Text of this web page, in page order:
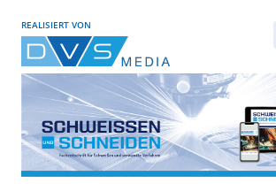
REALISIERT VON